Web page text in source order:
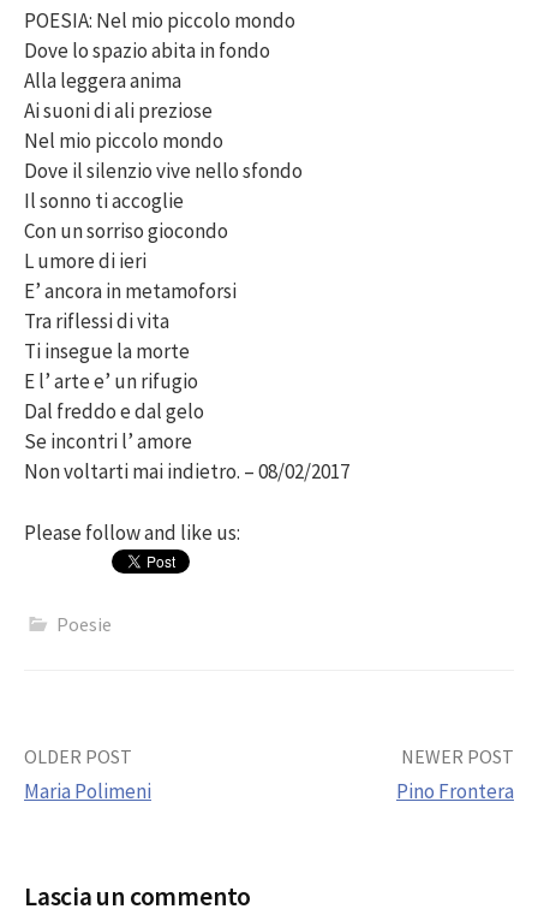
POESIA: Nel mio piccolo mondo
Dove lo spazio abita in fondo
Alla leggera anima
Ai suoni di ali preziose
Nel mio piccolo mondo
Dove il silenzio vive nello sfondo
Il sonno ti accoglie
Con un sorriso giocondo
L umore di ieri
E’ ancora in metamoforsi
Tra riflessi di vita
Ti insegue la morte
E l’ arte e’ un rifugio
Dal freddo e dal gelo
Se incontri l’ amore
Non voltarti mai indietro. – 08/02/2017
Please follow and like us:
Poesie
Post
OLDER POST
Maria Polimeni
NEWER POST
Pino Frontera
Lascia un commento